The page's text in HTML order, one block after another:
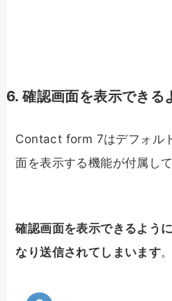
6. 確認画面を表示できる
Contact form 7はデフォル
面を表示する機能が付属して
確認画面を表示できるよう
なり送信されてしまいます。